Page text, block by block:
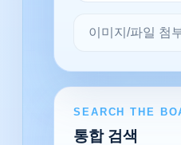
이미지/파일 첨
SEARCH THE
통합 검색